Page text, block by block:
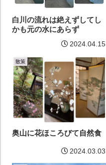
白川の流れは絶えずしてし
かも元の水にあらず
2024.04.15
散策
奥山に花ほころびて自然食
2024.03.03